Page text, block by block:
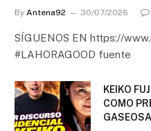
By Antena92 30/07/2026
SÍGUENOS EN https://
#LAHORAGOOD fuente
KEIKO
COMO